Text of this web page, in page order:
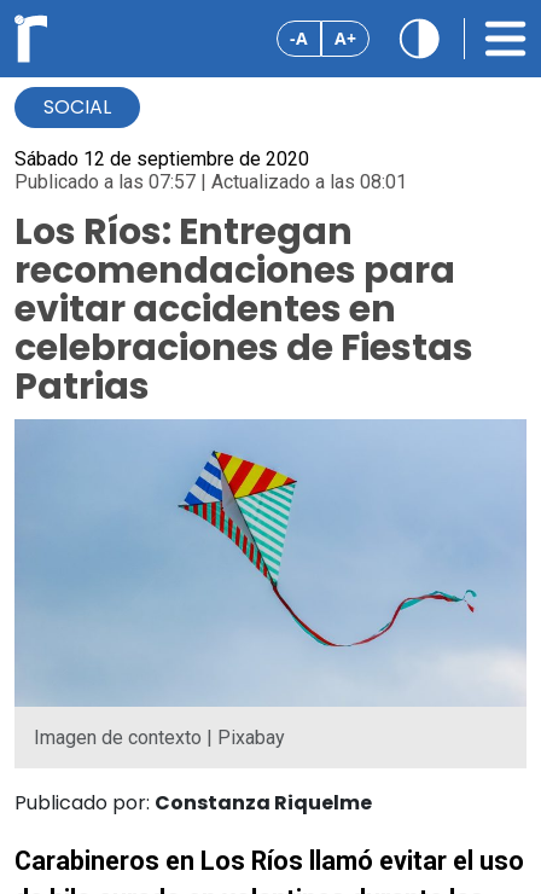
-A A+
SOCIAL
Sábado 12 de septiembre de 2020
Publicado a las 07:57 | Actualizado a las 08:01
Los Ríos: Entregan
recomendaciones para
evitar accidentes en
celebraciones de Fiestas
Patrias
Imagen de contexto | Pixabay
Publicado por: Constanza Riquelme
Carabineros en Los Ríos llamó evitar el uso